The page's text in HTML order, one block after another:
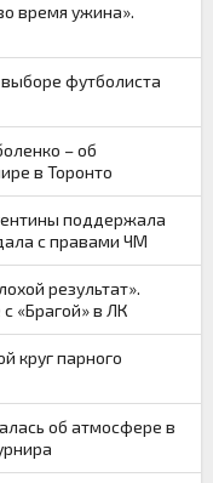
время ужина».
футболиста
– об
в Торонто
поддержала
с правами ЧМ
результат».
«Брагой» в ЛК
круг парного
об атмосфере в